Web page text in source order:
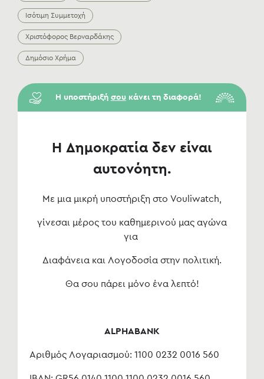
Ισότιμη Συμμετοχή
Χριστόφορος Βερναρδάκης
Δημόσιο Χρήμα
Η υποστήριξή σουκάνει τη διαφορά!
Η Δημοκρατία δεν είναι
αυτονόητη.
Με μια μικρή υποστήριξη στο Vouliwatch,
γίνεσαι μέρος του καθημερινού μας αγώνα
για
Διαφάνεια και Λογοδοσία στην πολιτική.
Θα σου πάρει μόνο ένα λεπτό!
ALPHABANK
Αριθμός Λογαριασμού: 1100 0232 0016 560